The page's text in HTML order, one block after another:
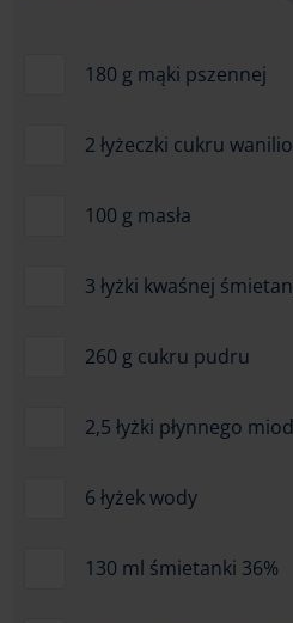
180 g mąki pszennej
2 łyżeczki cukru
100 g masła
3 łyżki kwaśnej
260 g cukru pudru
2,5 łyżki płynnego
6 łyżek wody
130 ml śmietanki 36%